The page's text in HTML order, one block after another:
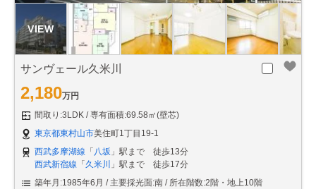
サンヴェール久米川
2,180万円
間取り:3LDK
専有面積:69.58㎡(壁芯)
東京都東村山市美住町1丁目19-1
西武多摩湖線 「 八坂 」駅まで 徒歩13分
西武新宿線 「 久米川
」駅まで 徒歩17分
築年月:1985年6月
主要採光面:南 所在階数:2階・地上10階